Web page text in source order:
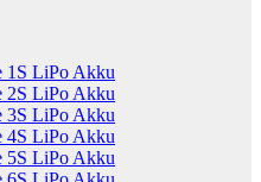
1S LiPo Akku
2S LiPo Akku
3S LiPo Akku
4S LiPo Akku
5S LiPo Akku